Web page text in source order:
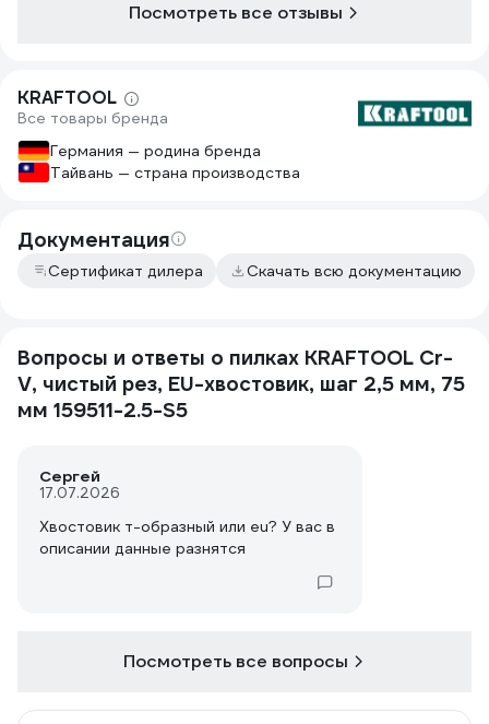
Посмотреть все отзывы
KRAFTOOL
Все товары бренда
Германия — родина бренда
Тайвань — страна производства
Документация
Сертификат дилера Скачать всю документацию
Вопросы и ответы о пилках KRAFTOOL Cr-
V, чистый рез, EU-хвостовик, шаг 2,5 мм, 75
мм 159511-2.5-S5
Сергей
17.07.2026
Хвостовик т-образный или eu? У вас в
описании данные разнятся
Посмотреть все вопросы